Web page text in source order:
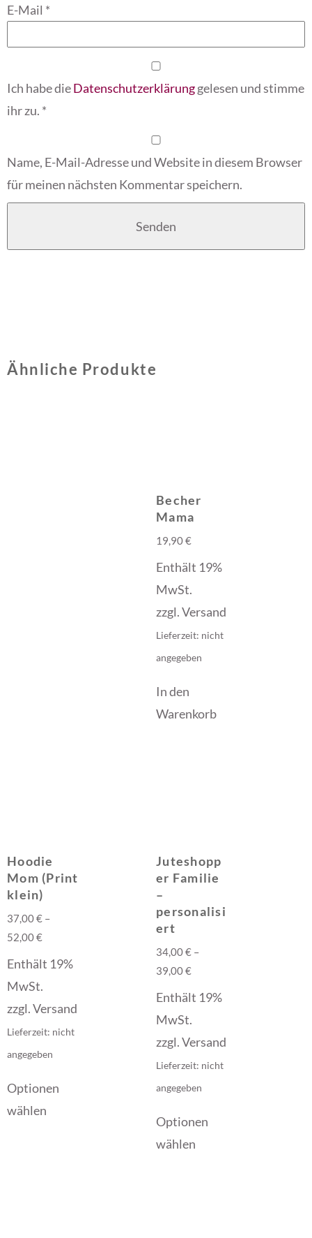
E-Mail *
Ich habe dieDatenschutzerklärunggelesen und stimme
ihr zu. *
Name, E-Mail-Adresse und Website in diesem Browser
für meinen nächsten Kommentar speichern.
Ähnliche Produkte
Becher
Mama
19,90€
Enthält 19%
MwSt.
zzgl.Versand
Lieferzeit: nicht
angegeben
In den
Warenkorb
Hoodie
Mom (Print
klein)
37,00€ –
52,00€
Enthält 19%
MwSt.
zzgl.Versand
Lieferzeit: nicht
angegeben
Optionen
wählen
Juteshopp
er Familie
–
personalisi
ert
34,00€ –
39,00€
Enthält 19%
MwSt.
zzgl.Versand
Lieferzeit: nicht
angegeben
Optionen
wählen